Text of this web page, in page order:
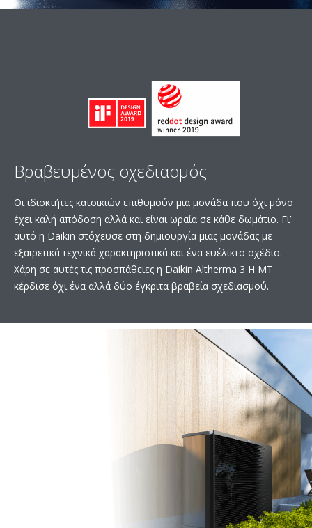
Βραβευμένος σχεδιασμός
Οι ιδιοκτήτες κατοικιών επιθυμούν μια μονάδα που όχι μόνο
έχει καλή απόδοση αλλά και είναι ωραία σε κάθε δωμάτιο. Γι’
αυτό η Daikin στόχευσε στη δημιουργία μιας μονάδας με
εξαιρετικά τεχνικά χαρακτηριστικά και ένα ευέλικτο σχέδιο.
Χάρη σε αυτές τις προσπάθειες η Daikin Altherma 3 H MT
κέρδισε όχι ένα αλλά δύο έγκριτα βραβεία σχεδιασμού.